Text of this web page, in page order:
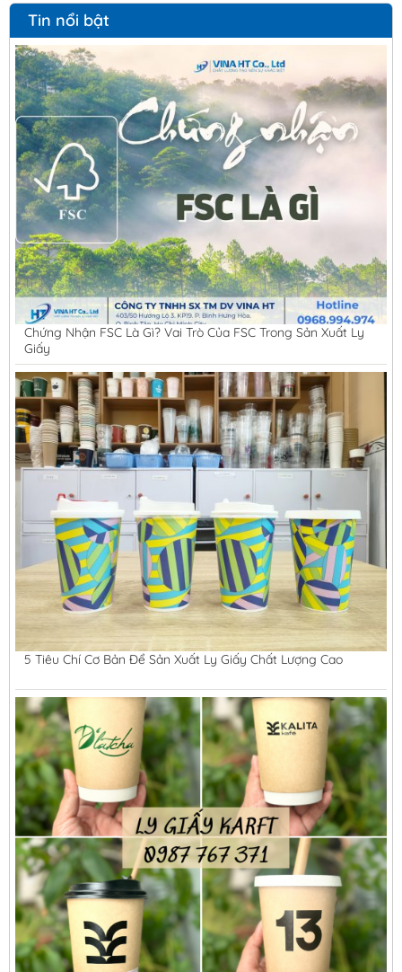
Tin nổi bật
Chứng Nhận FSC Là Gì? Vai Trò Của FSC Trong Sản Xuất Ly
Giấy
5 Tiêu Chí Cơ Bản Để Sản Xuất Ly Giấy Chất Lượng Cao